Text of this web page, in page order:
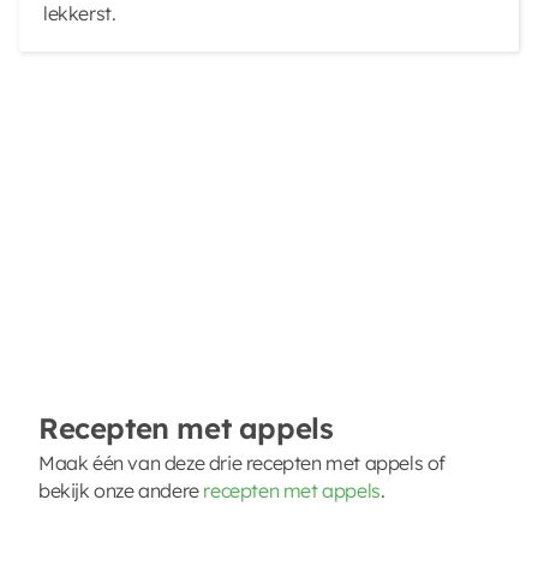
lekkerst.
Recepten met appels
Maak één van deze drie recepten met appels of
bekijk onze andere recepten met appels.